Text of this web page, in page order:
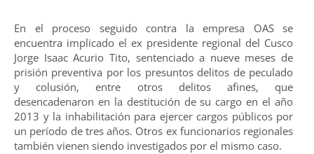
En el proceso seguido contra la empresa OAS se
encuentra implicado el ex presidente regional del Cusco
Jorge Isaac Acurio Tito, sentenciado a nueve meses de
prisión preventiva por los presuntos delitos de peculado
y colusión, entre otros delitos afines, que
desencadenaron en la destitución de su cargo en el año
2013 y la inhabilitación para ejercer cargos públicos por
un período de tres años. Otros ex funcionarios regionales
también vienen siendo investigados por el mismo caso.